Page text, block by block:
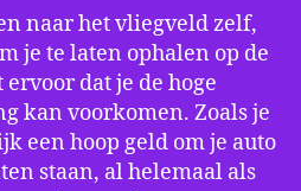
naar het vliegveld zelf,
je te laten ophalen op de
dat je de hoge
kan voorkomen. Zoals je
een hoop geld om je auto
staan, al helemaal als